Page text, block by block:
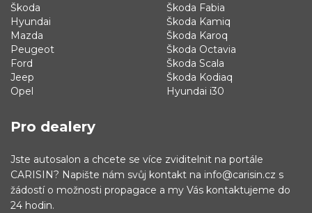
Škoda
Hyundai
Mazda
Peugeot
Ford
Jeep
Opel
Škoda Fabia
Škoda Kamiq
Škoda Karoq
Škoda Octavia
Škoda Scala
Škoda Kodiaq
Hyundai i30
Pro dealery
Jste autosalon a chcete se více zviditelnit na portále
CARISIN? Napište nám svůj kontakt na info@carisin.cz s
žádostí o možnosti propagace a my Vás kontaktujeme do
24 hodin.